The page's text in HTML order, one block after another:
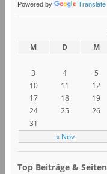
Powered by Translate
M D M
« Nov
3
4 5
10
11 12
17
18 19
24
25 26
31
Top Beiträge & Seiten